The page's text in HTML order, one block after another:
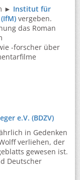
► Institut für
vergeben.
das Roman
-forscher über
e.V. (BDZV)
in Gedenken
verliehen, der
gewesen ist.
Deutscher